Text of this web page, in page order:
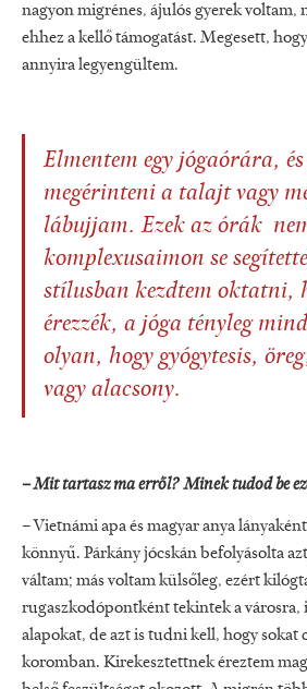
nagyon migrénes, ájulós gyerek voltam,
ehhez a kellő támogatást. Megesett,
annyira legyengültem.
Elmentem egy jógaórára,
megérinteni a talajt vagy
lábujjam. Ezek az órák
komplexusaimon se
stílusban kezdtem oktatni,
érezzék, a jóga tényleg
olyan, hogy gyógytesis,
vagy alacsony.
– Mit tartasz ma erről? Minek tudod be
– Vietnámi apa és magyar anya
könnyű. Párkány jócskán befolyásolta
váltam; más voltam külsőleg, ezért
rugaszkodópontként tekintek a városra,
alapokat, de azt is tudni kell, hogy sokat
koromban. Kirekesztettnek éreztem